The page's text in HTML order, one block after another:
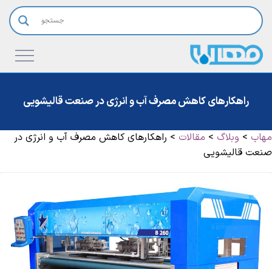
راهکارهای کاهش مصرف آب و انرژی در صنعت قالیشویی
مهاب > وبلاگ > مقالات > راهکارهای کاهش مصرف آب و انرژی در
صنعت قالیشویی